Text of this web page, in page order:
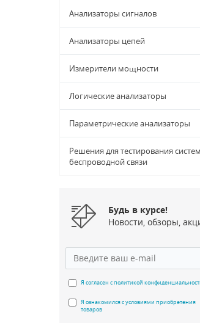
Анализаторы сигналов
Анализаторы цепей
Измерители мощности
Логические анализаторы
Параметрические анализаторы
Решения для тестирования систем
беспроводной связи
Будь в курсе!
Новости, обзоры,
Я согласен с политикой
Я ознакомился с условиями приобретения
товаров